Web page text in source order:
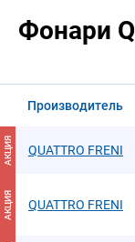
Фонари
Производитель
АКЦИЯ QUATTRO FRENI
АКЦИЯ QUATTRO FRENI